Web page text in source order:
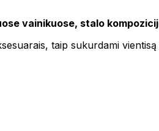
vainikuose, stalo
taip sukurdami